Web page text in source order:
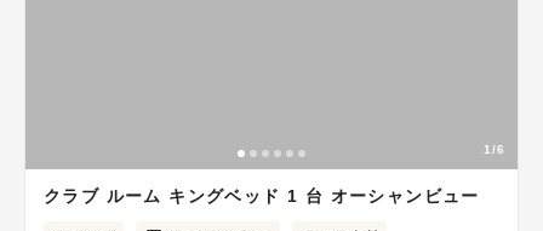
1/6
クラブ ルーム キングベッド 1 台 オーシャンビュー